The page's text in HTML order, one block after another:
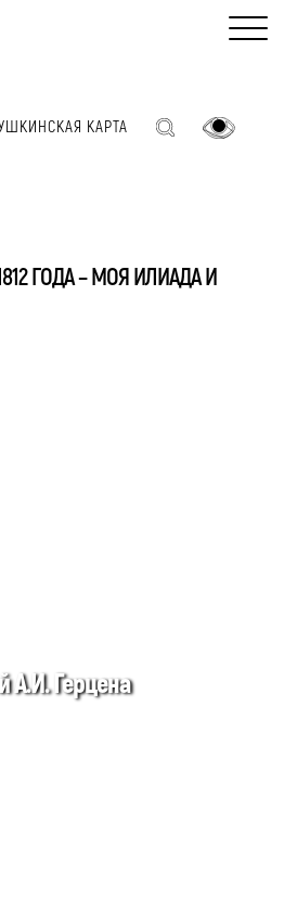
КАРТА
ГОДА – МОЯ ИЛИАДА И
А.И. Герцена